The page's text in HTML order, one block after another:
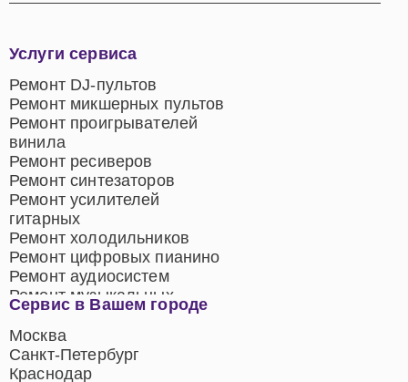
Сервис в Вашем городе
Москва
Санкт-Петербург
Краснодар
Услуги сервиса
Ремонт DJ-пультов
Ремонт микшерных пультов
Ремонт проигрывателей
винила
Ремонт ресиверов
Ремонт синтезаторов
Ремонт усилителей
гитарных
Ремонт холодильников
Ремонт цифровых пианино
Ремонт аудиосистем
Ремонт музыкальных
центров
Ремонт домашних
кинотеатров
Ремонт микрофонов